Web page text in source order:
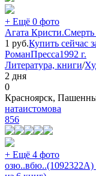
+ Ещё 0 фото
Агата
1 руб.Купить сейчас
РоманПресса1992 г.
Литература, книги/
2 дня
0
Красноярск,
натаистомова
856
+ Ещё 4 фото
озю..вбю..(1092322А)